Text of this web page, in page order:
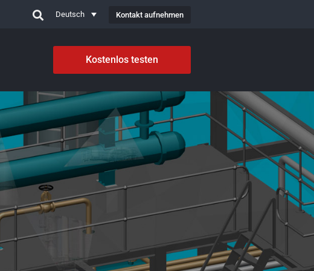
Deutsch Kontakt aufnehmen
Kostenlos testen